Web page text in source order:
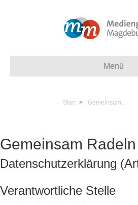
Menü
Start > Gemeinsam...
Gemeinsam Radeln
Datenschutzerklärung
Verantwortliche Stelle